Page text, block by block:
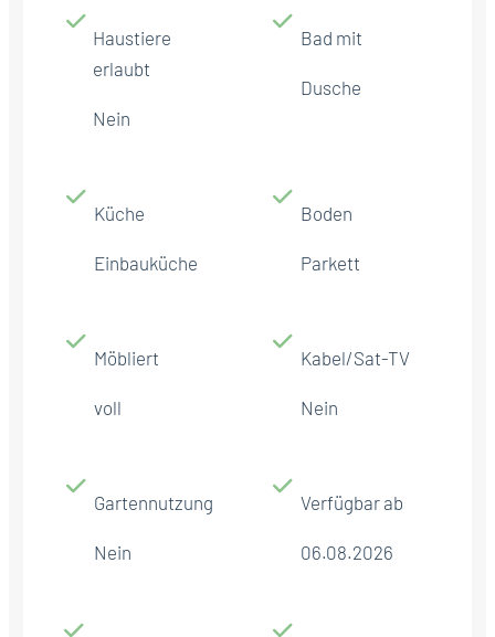
Haustiere
erlaubt
Nein
Bad mit
Dusche
Küche
Einbauküche
Boden
Parkett
Möbliert
voll
Kabel/Sat-TV
Nein
Gartennutzung
Nein
Verfügbar ab
06.08.2026